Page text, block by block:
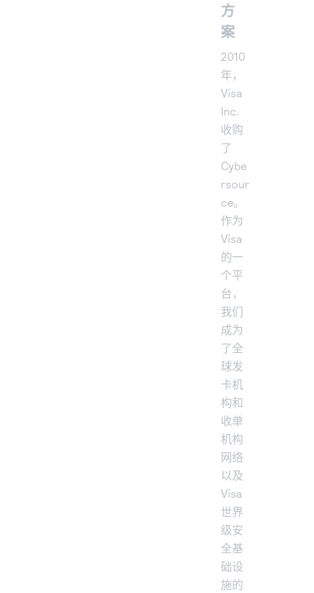
方
案
2010
年，
Visa
Inc.
收购
了
Cybe
rsour
ce。
作为
Visa
的一
个平
台，
我们
成为
了全
球发
卡机
构和
收单
机构
网络
以及
Visa
世界
级安
全基
础设
施的